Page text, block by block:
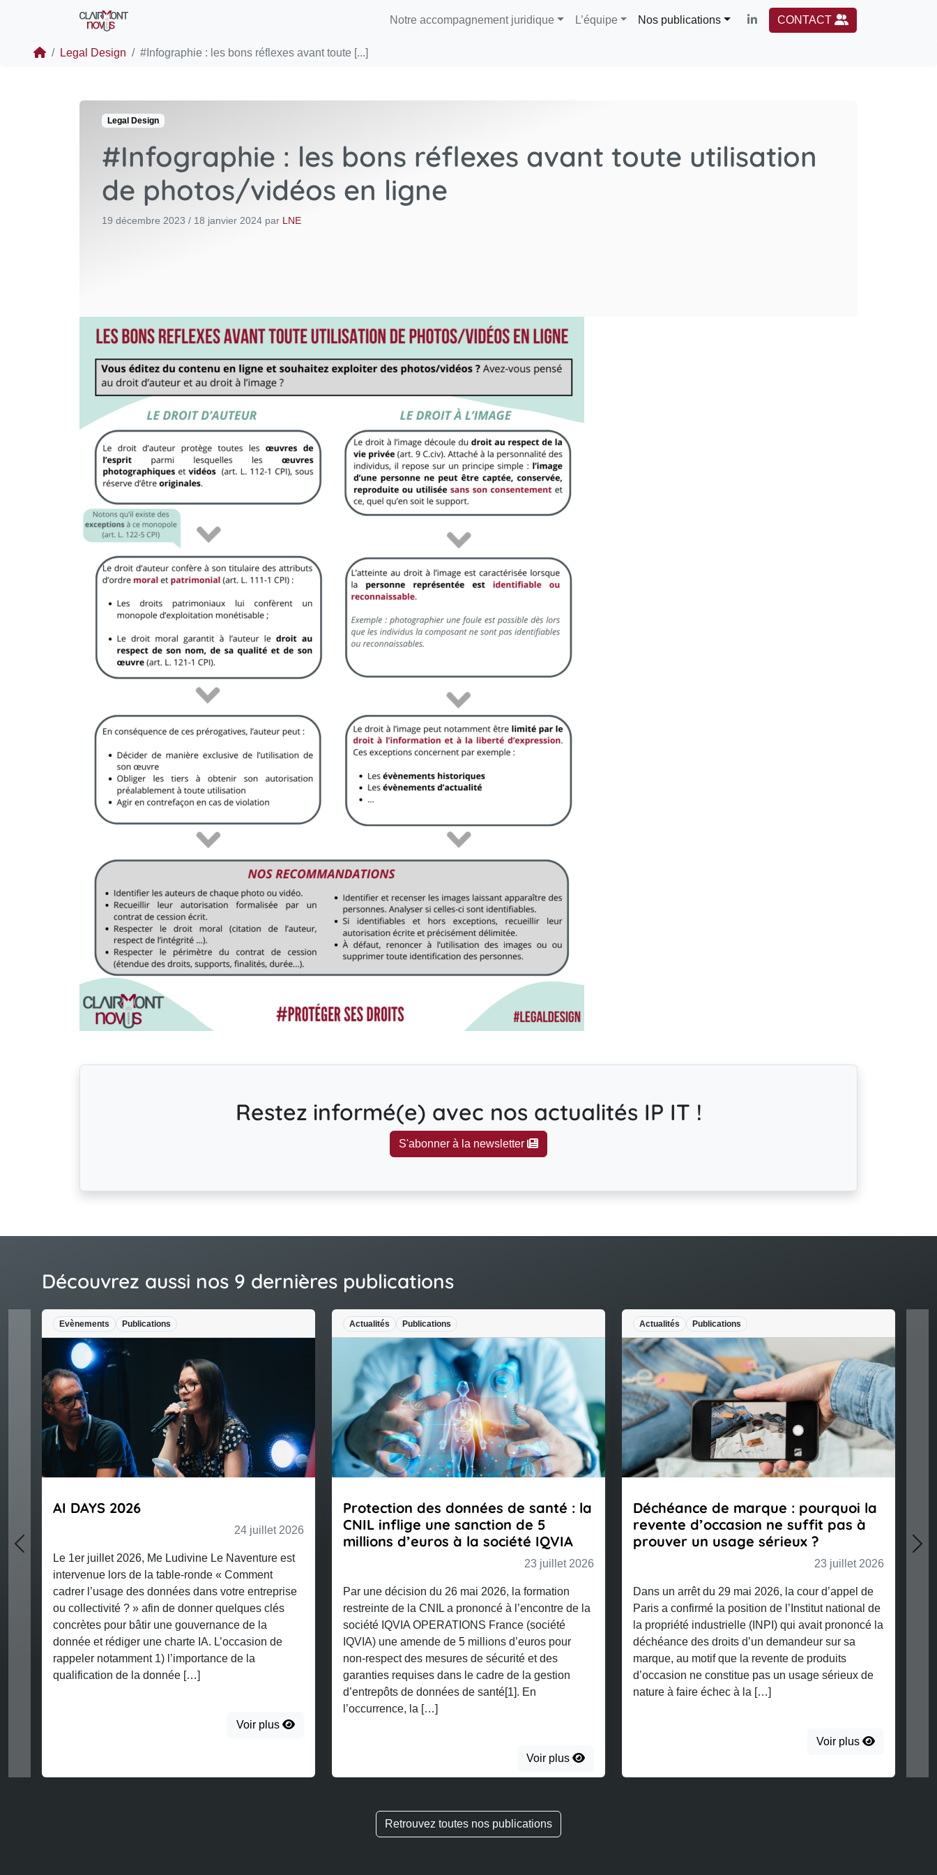
Notre accompagnement juridique L’équipe Nos publications CONTACT
Legal Design #Infographie : les bons réflexes avant toute [...]
Legal Design
#Infographie : les bons réflexes avant toute utilisation
de photos/vidéos en ligne
19 décembre 2023 / 18 janvier 2024 par LNE
Restez informé(e) avec nos actualités IP IT !
S'abonner à la newsletter
Découvrez aussi nos 9 dernières publications
Evènements Publications
AI DAYS 2026
24 juillet 2026
Le 1er juillet 2026, Me Ludivine Le Naventure est
intervenue lors de la table-ronde « Comment
cadrer l’usage des données dans votre entreprise
ou collectivité ? » afin de donner quelques clés
concrètes pour bâtir une gouvernance de la
donnée et rédiger une charte IA. L’occasion de
rappeler notamment 1) l’importance de la
qualification de la donnée […]
Voir plus
Actualités Publications
Protection des données de santé : la
CNIL inflige une sanction de 5
millions d’euros à la société IQVIA
23 juillet 2026
Par une décision du 26 mai 2026, la formation
restreinte de la CNIL a prononcé à l’encontre de la
société IQVIA OPERATIONS France (société
IQVIA) une amende de 5 millions d’euros pour
non-respect des mesures de sécurité et des
garanties requises dans le cadre de la gestion
d’entrepôts de données de santé[1]. En
l’occurrence, la […]
Voir plus
Actualités Publications
Déchéance de marque : pourquoi la
revente d’occasion ne suffit pas à
prouver un usage sérieux ?
23 juillet 2026
Dans un arrêt du 29 mai 2026, la cour d’appel de
Paris a confirmé la position de l’Institut national de
la propriété industrielle (INPI) qui avait prononcé la
déchéance des droits d’un demandeur sur sa
marque, au motif que la revente de produits
d’occasion ne constitue pas un usage sérieux de
nature à faire échec à la […]
Voir plus
Previous
Retrouvez toutes nos publications